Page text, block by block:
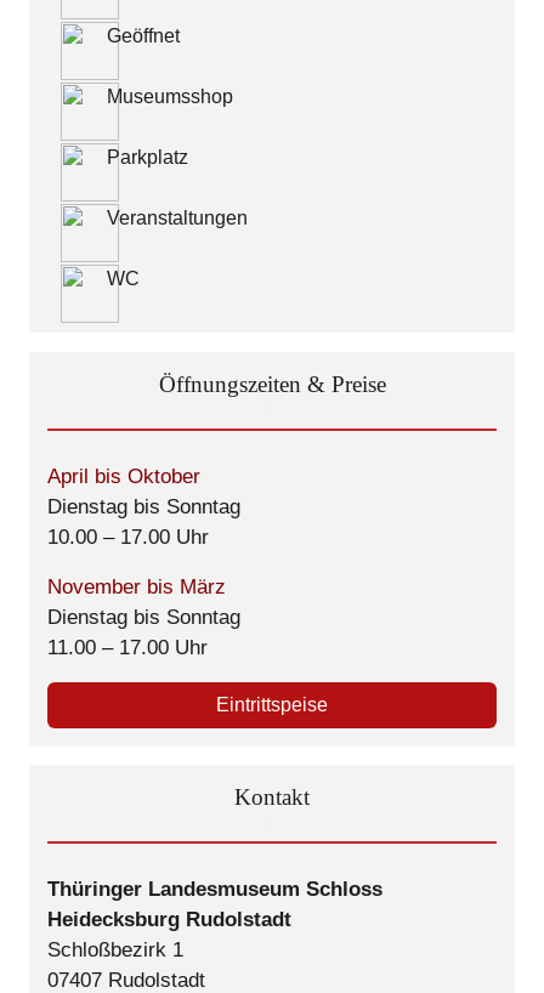
Geöffnet
Museumsshop
Parkplatz
Veranstaltungen
WC
Öffnungszeiten & Preise
April bis Oktober
Dienstag bis Sonntag
10.00 – 17.00 Uhr
November bis März
Dienstag bis Sonntag
11.00 – 17.00 Uhr
Eintrittspeise
Kontakt
Thüringer Landesmuseum Schloss
Heidecksburg Rudolstadt
Schloßbezirk 1
07407 Rudolstadt